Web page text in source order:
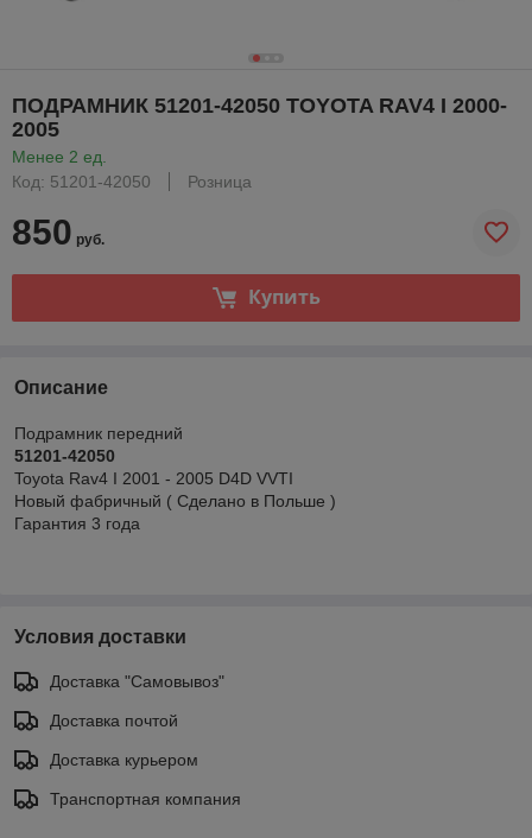
ПОДРАМНИК 51201-42050 TOYOTA RAV4 I 2000-
2005
Менее 2 ед.
Код: 51201-42050
Розница
850 руб.
Купить
Описание
Подрамник передний
51201-42050
Toyota Rav4 I 2001 - 2005 D4D VVTI
Новый фабричный ( Сделано в Польше )
Гарантия 3 года
Условия доставки
Доставка "Самовывоз"
Доставка почтой
Доставка курьером
Транспортная компания